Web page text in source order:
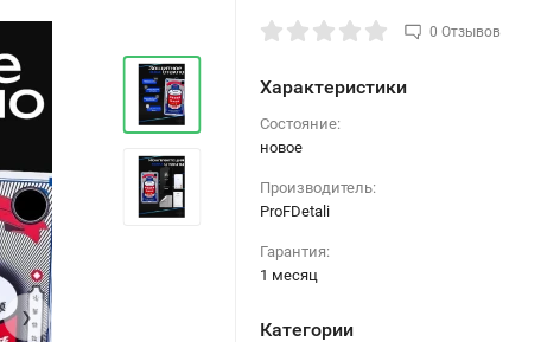
›
0 Отзывов
Характеристики
Состояние:
новое
Производитель:
ProFDetali
Гарантия:
1 месяц
Категории